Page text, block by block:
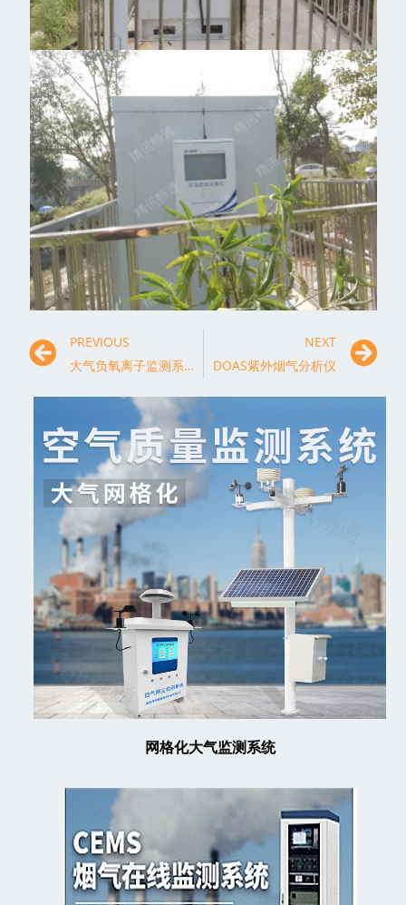
PREVIOUS
大气负氧离子监测系统的应用介绍
NEXT
DOAS紫外烟气分析仪
网格化大气监测系统